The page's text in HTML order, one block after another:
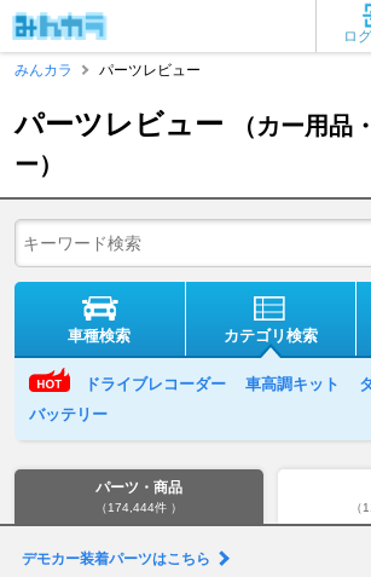
ロ
みんカラ
パーツレビュー
パーツレビュー
（カー用品
ー）
車種検索 カテゴリ検索
ドライブレコーダー 車高調キット
バッテリー
パーツ・商品
（174,444件 ） （
デモカー装着パーツはこちら